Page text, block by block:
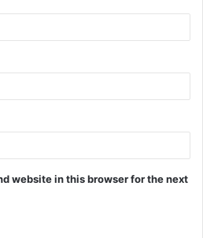
website in this browser for the next